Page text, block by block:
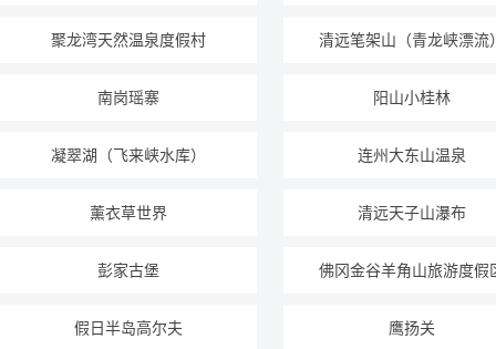
聚龙湾天然温泉度假村 清远笔架山（青龙峡漂流
南岗瑶寨 阳山小桂林
凝翠湖（飞来峡水库） 连州大东山温泉
薰衣草世界 清远天子山瀑布
彭家古堡 佛冈金谷羊角山旅游度假
假日半岛高尔夫 鹰扬关